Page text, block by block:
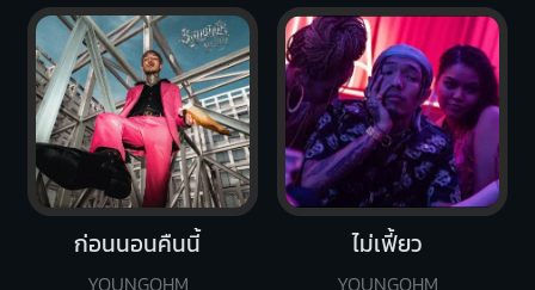
ก่อนนอนคืนนี้
YOUNGOHM
ไม่เฟี้ยว
YOUNGOHM